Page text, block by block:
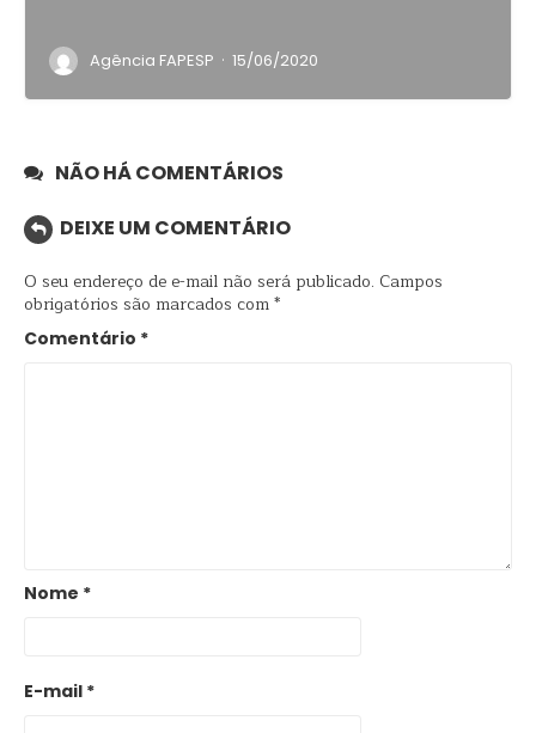
Agência FAPESP · 15/06/2020
NÃO HÁ COMENTÁRIOS
DEIXE UM COMENTÁRIO
O seu endereço de e-mail não será publicado. Campos
obrigatórios são marcados com*
Comentário *
Nome *
E-mail *